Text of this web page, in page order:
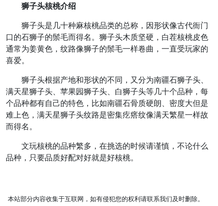
狮子头核桃介绍
狮子头是几十种麻核桃品类的总称，因形状像古代衙门
口的石狮子的鬃毛而得名。狮子头木质坚硬，白茬核桃皮色
通常为姜黄色，纹路像狮子的鬃毛一样卷曲，一直受玩家的
喜爱。
狮子头根据产地和形状的不同，又分为南疆石狮子头、
满天星狮子头、苹果园狮子头、白狮子头等几十个品种，每
个品种都有自己的特色，比如南疆石骨质硬朗、密度大但是
难上色，满天星狮子头纹路是密集疙瘩纹像满天繁星一样故
而得名。
文玩核桃的品种繁多，在挑选的时候请谨慎，不论什么
品种，只要品质好配对好就是好核桃。
本站部分内容收集于互联网，如有侵犯您的权利请联系我们及时删除。